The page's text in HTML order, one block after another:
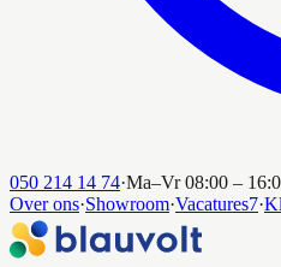
050 214 14 74·Ma–Vr 08:00 –
Over ons·Showroom·Vacatures7·